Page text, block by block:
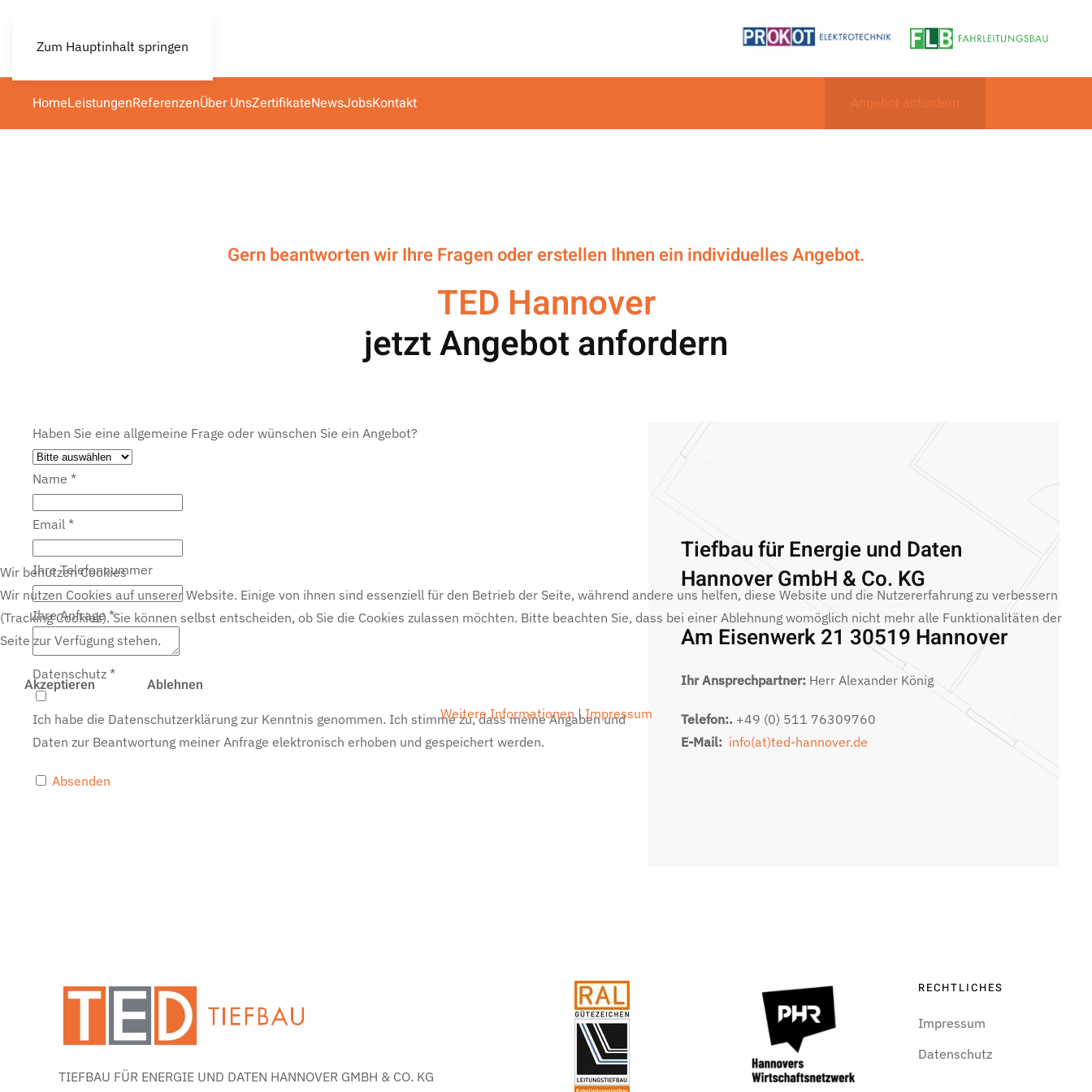
Zum Hauptinhalt springen
HomeLeistungenReferenzenÜber UnsZertifikateNewsJobsKontakt
Gern beantworten wir Ihre Fragen oder erstellen Ihnen ein individuelles Angebot.
TED Hannover
jetzt Angebot anfordern
Haben Sie eine allgemeine Frage oder wünschen Sie ein Angebot?
Name *
Email *
Ihre Telefonnummer
Ihre Anfrage *
Datenschutz *
Ich habe die Datenschutzerklärung zur Kenntnis genommen. Ich stimme zu, dass meine Angaben und
Daten zur Beantwortung meiner Anfrage elektronisch erhoben und gespeichert werden.
Absenden
Tiefbau für Energie und Daten
Hannover GmbH & Co. KG
Am Eisenwerk 21 30519 Hannover
Ihr Ansprechpartner: Herr Alexander König
Telefon:. +49 (0) 511 76309760
E-Mail: info(at)ted-hannover.de
TIEFBAU FÜR ENERGIE UND DATEN HANNOVER GMBH & CO. KG
RECHTLICHES
Impressum
Datenschutz
Wir benutzen Cookies
Wir nutzen Cookies auf unserer Website. Einige von ihnen sind essenziell für den Betrieb der Seite, während andere uns helfen, diese Website und die Nutzererfahrung zu verbessern
(Tracking Cookies). Sie können selbst entscheiden, ob Sie die Cookies zulassen möchten. Bitte beachten Sie, dass bei einer Ablehnung womöglich nicht mehr alle Funktionalitäten der
Seite zur Verfügung stehen.
Akzeptieren Ablehnen
Weitere Informationen | Impressum